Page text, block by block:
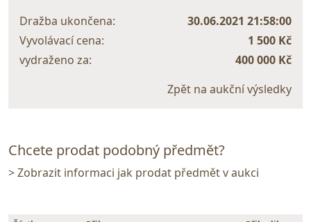
Dražba ukončena:
30.06.2021 21:58:00
Vyvolávací cena:
1 500 Kč
vydraženo za:
400 000 Kč
Zpět na aukční výsledky
Chcete prodat podobný předmět?
> Zobrazit informaci jak prodat předmět v aukci